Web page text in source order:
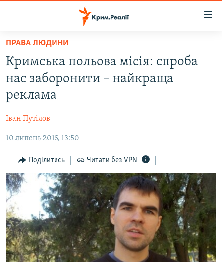
Перейти
основного
матеріалу
до
основної
навігації
Перейти
пошуку
ВОДА.КРИМ
ВІДЕО ТА ФОТО
БЛОГИ
ПОГЛЯД
ІНТЕРВ'Ю
ВСЕ ЗА ДЕНЬ
СПЕЦПРОЕКТИ
ДЕПОРТАЦІЯ
ВІДЕОУРОКИ «ELIFBE»
СВІДЧЕННЯ ОКУПАЦІЇ
ЯК ОБІЙТИ БЛОКУВАННЯ
Русский
Qırımtatar
ПРАВА ЛЮДИНИ
Кримська польова місія: спроба
нас заборонити – найкраща
реклама
Іван Путілов
10 липень 2015, 13:50
Поділитись Читати без VPN